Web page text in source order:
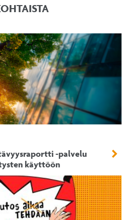
-palvelu
käyttöön